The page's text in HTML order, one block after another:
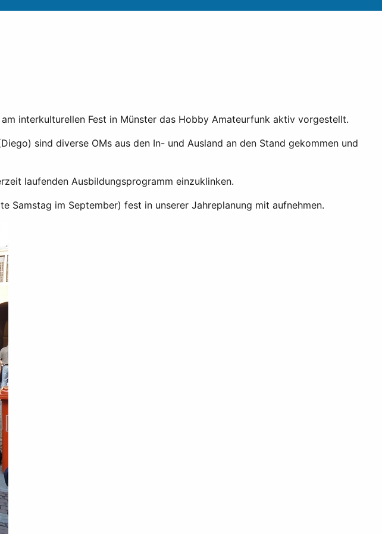
interkulturellen Fest in Münster das Hobby Amateurfunk aktiv vorgestellt.
sind diverse OMs aus den In- und Ausland an den Stand gekommen und
laufenden Ausbildungsprogramm einzuklinken.
Samstag im September) fest in unserer Jahreplanung mit aufnehmen.